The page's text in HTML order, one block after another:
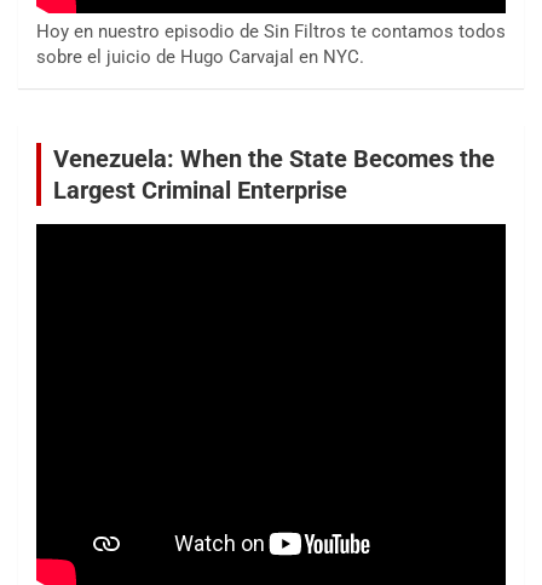
Hoy en nuestro episodio de Sin Filtros te contamos todos
sobre el juicio de Hugo Carvajal en NYC.
Venezuela: When the State Becomes the
Largest Criminal Enterprise